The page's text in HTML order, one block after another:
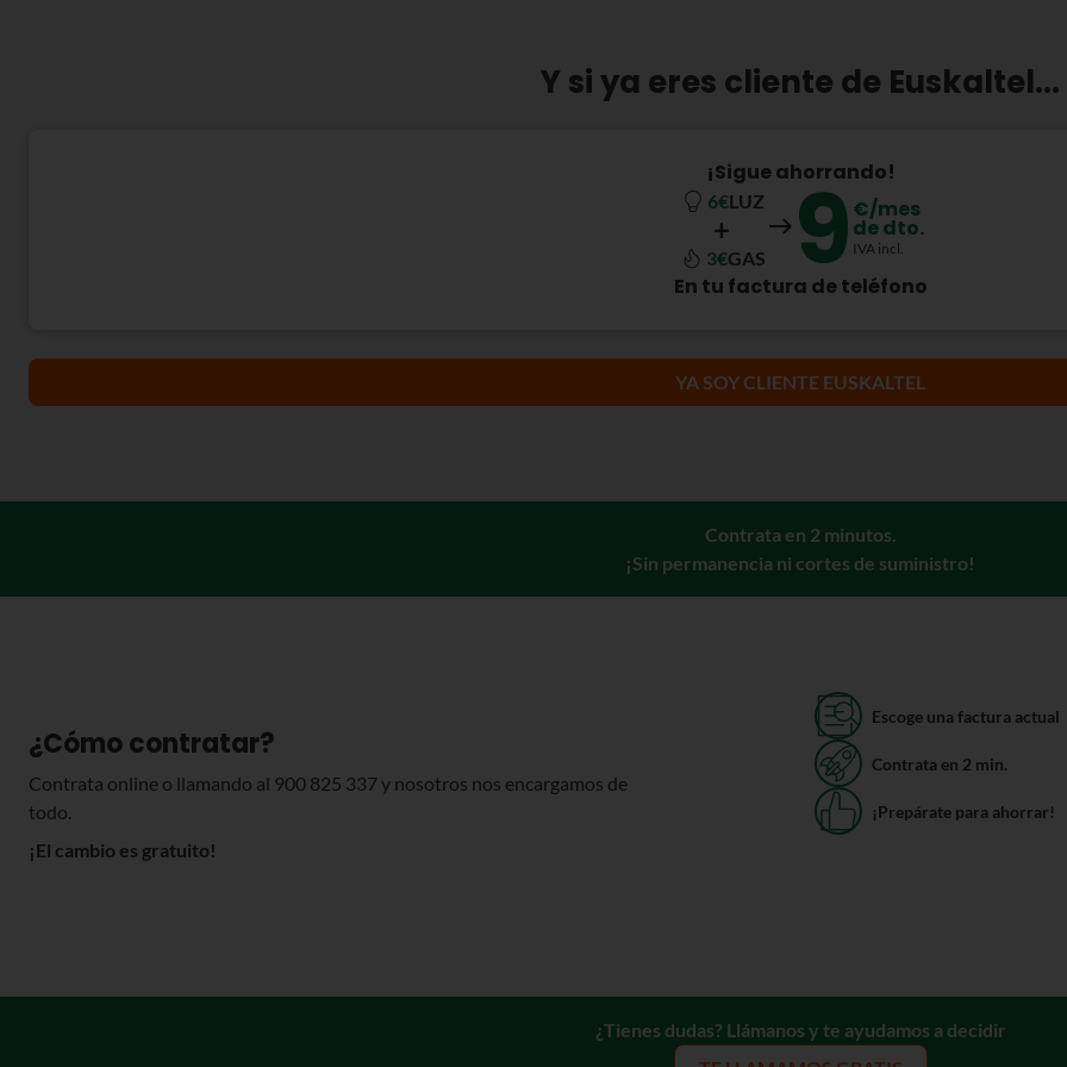
Y si ya eres cliente de Euskaltel...
¡Sigue ahorrando!
6€LUZ
+
3€GAS 9 €/mes
de dto.
IVA incl.
En tu factura de teléfono
YA SOY CLIENTE EUSKALTEL
Contrata en 2 minutos.
¡Sin permanencia ni cortes de suministro!
¿Cómo contratar?
Contrata online o llamando al 900 825 337y nosotros nos encargamos de
todo.
¡El cambio es gratuito!
Escoge una factura actual
Contrata en 2 min.
¡Prepárate para ahorrar!
¿Tienes dudas? Llámanos y te ayudamos a decidir